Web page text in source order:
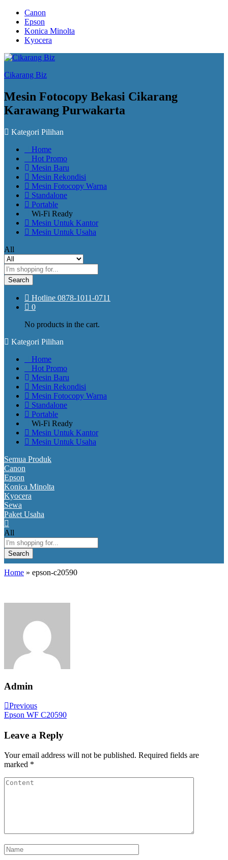
Canon
Epson
Konica Minolta
Kyocera
Cikarang Biz
Mesin Fotocopy Bekasi Cikarang
Karawang Purwakarta
Kategori Pilihan
Home
Hot Promo
Mesin Baru
Mesin Rekondisi
Mesin Fotocopy Warna
Standalone
Portable
Wi-Fi Ready
Mesin Untuk Kantor
Mesin Untuk Usaha
All
Search
Hotline 0878-1011-0711
0
No products in the cart.
Kategori Pilihan
Home
Hot Promo
Mesin Baru
Mesin Rekondisi
Mesin Fotocopy Warna
Standalone
Portable
Wi-Fi Ready
Mesin Untuk Kantor
Mesin Untuk Usaha
Semua Produk
Canon
Epson
Konica Minolta
Kyocera
Sewa
Paket Usaha
All
Search
Home » epson-c20590
Admin
Previous
Epson WF C20590
Leave a Reply
Your email address will not be published. Required fields are
marked *